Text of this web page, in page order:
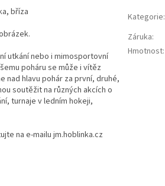
bříza
utkání nebo i mimosportovní
poháru se může i vítěz
nad hlavu pohár za první, druhé,
soutěžit na různých akcích o
turnaje v ledním hokeji,
na e-mailu jm.hoblinka.cz
Kategorie:
Záruka:
Hmotnost: